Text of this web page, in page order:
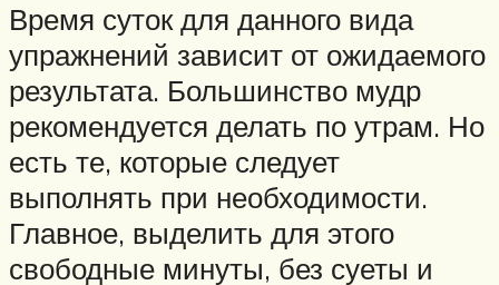
Время суток для данного вида
упражнений зависит от ожидаемого
результата. Большинство мудр
рекомендуется делать по утрам. Но
есть те, которые следует
выполнять при необходимости.
Главное, выделить для этого
свободные минуты, без суеты и